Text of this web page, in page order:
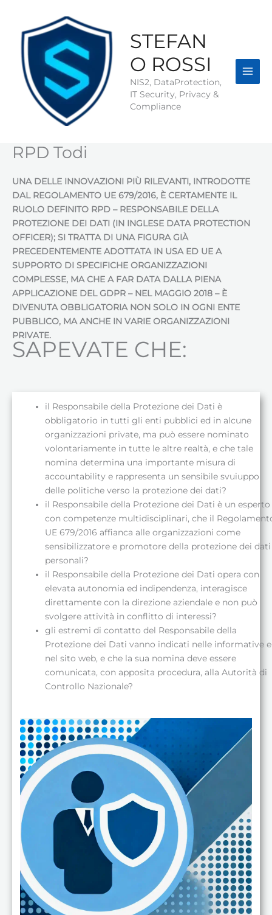
contenuto
STEFAN
O ROSSI
NIS2, DataProtection,
IT Security, Privacy &
Compliance
RPD Todi
UNA DELLE INNOVAZIONI PIÙ RILEVANTI, INTRODOTTE
DAL REGOLAMENTO UE 679/2016, È CERTAMENTE IL
RUOLO DEFINITO RPD – RESPONSABILE DELLA
PROTEZIONE DEI DATI (IN INGLESE DATA PROTECTION
OFFICER); SI TRATTA DI UNA FIGURA GIÀ
PRECEDENTEMENTE ADOTTATA IN USA ED UE A
SUPPORTO DI SPECIFICHE ORGANIZZAZIONI
COMPLESSE, MA CHE A FAR DATA DALLA PIENA
APPLICAZIONE DEL GDPR – NEL MAGGIO 2018 – È
DIVENUTA OBBLIGATORIA NON SOLO IN OGNI ENTE
PUBBLICO, MA ANCHE IN VARIE ORGANIZZAZIONI
PRIVATE.
SAPEVATE CHE:
il Responsabile della Protezione dei Dati è
obbligatorio in tutti gli enti pubblici ed in alcune
organizzazioni private, ma può essere nominato
volontariamente in tutte le altre realtà, e che tale
nomina determina una importante misura di
accountability e rappresenta un sensibile svuiuppo
delle politiche verso la protezione dei dati?
il Responsabile della Protezione dei Dati è un esperto
con competenze multidisciplinari, che il
UE 679/2016 affianca alle organizzazioni come
sensibilizzatore e promotore della protezione dei dati
personali?
il Responsabile della Protezione dei Dati opera con
elevata autonomia ed indipendenza, interagisce
direttamente con la direzione aziendale e non può
svolgere attività in conflitto di interessi?
gli estremi di contatto del Responsabile della
Protezione dei Dati vanno indicati nelle informative e
nel sito web, e che la sua nomina deve essere
comunicata, con apposita procedura, alla Autorità di
Controllo Nazionale?